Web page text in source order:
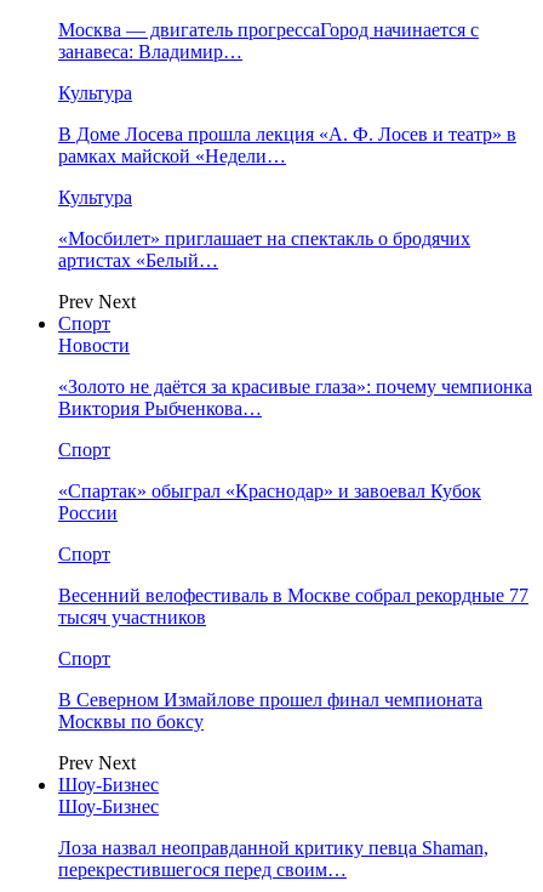
Москва — двигатель прогрессаГород начинается с
занавеса: Владимир…
Культура
В Доме Лосева прошла лекция «А. Ф. Лосев и театр» в
рамках майской «Недели…
Культура
«Мосбилет» приглашает на спектакль о бродячих
артистах «Белый…
Prev Next
Спорт
Новости
«Золото не даётся за красивые глаза»: почему чемпионка
Виктория Рыбченкова…
Спорт
«Спартак» обыграл «Краснодар» и завоевал Кубок
России
Спорт
Весенний велофестиваль в Москве собрал рекордные 77
тысяч участников
Спорт
В Северном Измайлове прошел финал чемпионата
Москвы по боксу
Prev Next
Шоу-Бизнес
Шоу-Бизнес
Лоза назвал неоправданной критику певца Shaman,
перекрестившегося перед своим…